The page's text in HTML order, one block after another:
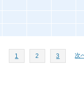
1 2 3 次